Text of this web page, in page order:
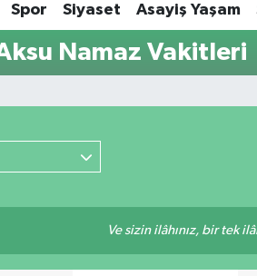
Spor Siyaset Asayiş Yaşam
Namaz Vakitleri
Ve sizin ilâhınız, bir tek